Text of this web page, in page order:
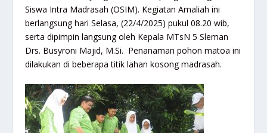
Siswa Intra Madrasah (OSIM). Kegiatan Amaliah ini
berlangsung hari Selasa, (22/4/2025) pukul 08.20 wib,
serta dipimpin langsung oleh Kepala MTsN 5 Sleman
Drs. Busyroni Majid, M.Si. Penanaman pohon matoa ini
dilakukan di beberapa titik lahan kosong madrasah.